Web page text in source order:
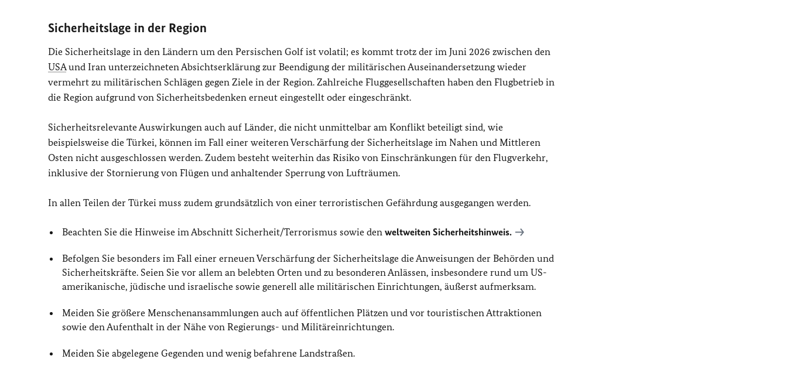
Sicherheitslage in der Region
Die Sicherheitslage in den Ländern um den Persischen Golf ist volatil; es kommt trotz der im Juni 2026 zwischen den
USA und Iran unterzeichneten Absichtserklärung zur Beendigung der militärischen Auseinandersetzung wieder
vermehrt zu militärischen Schlägen gegen Ziele in der Region. Zahlreiche Fluggesellschaften haben den Flugbetrieb in
die Region aufgrund von Sicherheitsbedenken erneut eingestellt oder eingeschränkt.
Sicherheitsrelevante Auswirkungen auch auf Länder, die nicht unmittelbar am Konflikt beteiligt sind, wie
beispielsweise die Türkei, können im Fall einer weiteren Verschärfung der Sicherheitslage im Nahen und Mittleren
Osten nicht ausgeschlossen werden. Zudem besteht weiterhin das Risiko von Einschränkungen für den Flugverkehr,
inklusive der Stornierung von Flügen und anhaltender Sperrung von Lufträumen.
In allen Teilen der Türkei muss zudem grundsätzlich von einer terroristischen Gefährdung ausgegangen werden.
Beachten Sie die Hinweise im Abschnitt Sicherheit/Terrorismus sowie den weltweiten Sicherheitshinweis.
Befolgen Sie besonders im Fall einer erneuen Verschärfung der Sicherheitslage die Anweisungen der Behörden und
Sicherheitskräfte. Seien Sie vor allem an belebten Orten und zu besonderen Anlässen, insbesondere rund um US-
amerikanische, jüdische und israelische sowie generell alle militärischen Einrichtungen, äußerst aufmerksam.
Meiden Sie größere Menschenansammlungen auch auf öffentlichen Plätzen und vor touristischen Attraktionen
sowie den Aufenthalt in der Nähe von Regierungs- und Militäreinrichtungen.
Meiden Sie abgelegene Gegenden und wenig befahrene Landstraßen.